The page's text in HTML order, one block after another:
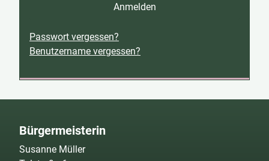
Anmelden
Passwort vergessen?
Benutzername vergessen?
Bürgermeisterin
Susanne Müller